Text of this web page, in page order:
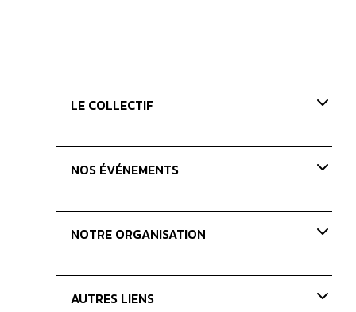
LE COLLECTIF
Présentation
Nos missions
NOS ÉVÉNEMENTS
Les concours
NOTRE ORGANISATION
AUTRES LIENS